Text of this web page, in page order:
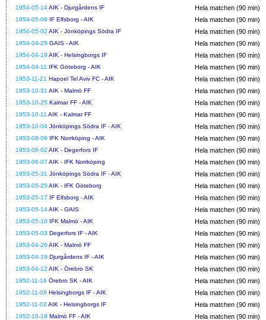
1954-05-14AIK - Djurgårdens IF Hela matchen (90 min)
1954-05-09 IF Elfsborg - AIK Hela matchen (90 min)
1954-05-02 AIK - Jönköpings Södra IF Hela matchen (90 min)
1954-04-25 GAIS - AIK Hela matchen (90 min)
1954-04-19 AIK - Helsingborgs IF Hela matchen (90 min)
1954-04-11 IFK Göteborg - AIK Hela matchen (90 min)
1953-11-21 Hapoel Tel Aviv FC - AIK Hela matchen (90 min)
1953-10-31 AIK - Malmö FF Hela matchen (90 min)
1953-10-25 Kalmar FF - AIK Hela matchen (90 min)
1953-10-11 AIK - Kalmar FF Hela matchen (90 min)
1953-10-04 Jönköpings Södra IF - AIK Hela matchen (90 min)
1953-08-09 IFK Norrköping - AIK Hela matchen (90 min)
1953-08-02 AIK - Degerfors IF Hela matchen (90 min)
1953-06-07 AIK - IFK Norrköping Hela matchen (90 min)
1953-05-31 Jönköpings Södra IF - AIK Hela matchen (90 min)
1953-05-25AIK - IFK Göteborg Hela matchen (90 min)
1953-05-17 IF Elfsborg - AIK Hela matchen (90 min)
1953-05-14AIK - GAIS Hela matchen (90 min)
1953-05-10 IFK Malmö - AIK Hela matchen (90 min)
1953-05-03 Degerfors IF - AIK Hela matchen (90 min)
1953-04-26 AIK - Malmö FF Hela matchen (90 min)
1953-04-19 Djurgårdens IF - AIK Hela matchen (90 min)
1953-04-12 AIK - Örebro SK Hela matchen (90 min)
1952-11-16 Örebro SK - AIK Hela matchen (90 min)
1952-11-09 Helsingborgs IF - AIK Hela matchen (90 min)
1952-11-02 AIK - Helsingborgs IF Hela matchen (90 min)
1952-10-19 Malmö FF - AIK Hela matchen (90 min)